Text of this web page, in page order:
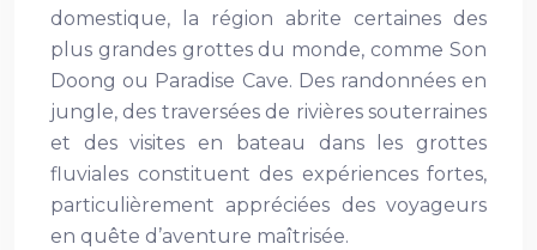
domestique, la région abrite certaines des
plus grandes grottes du monde, comme Son
Doong ou Paradise Cave. Des randonnées en
jungle, des traversées de rivières souterraines
et des visites en bateau dans les grottes
fluviales constituent des expériences fortes,
particulièrement appréciées des voyageurs
en quête d’aventure maîtrisée.